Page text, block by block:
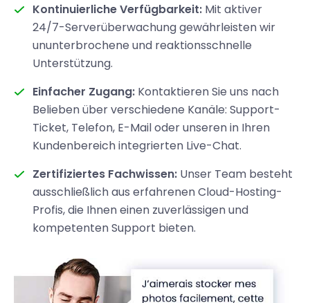
Kontinuierliche Verfügbarkeit: Mit aktiver
24/7-Serverüberwachung gewährleisten wir
ununterbrochene und reaktionsschnelle
Unterstützung.
Einfacher Zugang: Kontaktieren Sie uns nach
Belieben über verschiedene Kanäle: Support-
Ticket, Telefon, E-Mail oder unseren in Ihren
Kundenbereich integrierten Live-Chat.
Zertifiziertes Fachwissen: Unser Team besteht
ausschließlich aus erfahrenen Cloud-Hosting-
Profis, die Ihnen einen zuverlässigen und
kompetenten Support bieten.